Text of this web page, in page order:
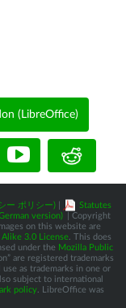
(LibreOffice)
ー ポリシー)
Statutes
version)
| Copyright
on this website are
3.0 License. This does
under the Mozilla Public
are registered trademarks
as trademarks in one or
subject to international
policy. LibreOffice was